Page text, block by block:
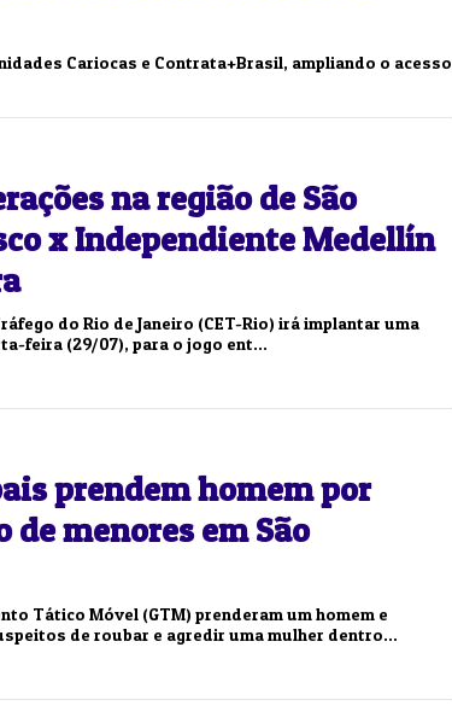
Cariocas e Contrata+Brasil, ampliando o acesso
na região de São
x Independiente Medellín
do Rio de Janeiro (CET-Rio) irá implantar uma
feira (29/07), para o jogo ent...
prendem homem por
de menores em São
Tático Móvel (GTM) prenderam um homem e
de roubar e agredir uma mulher dentro...